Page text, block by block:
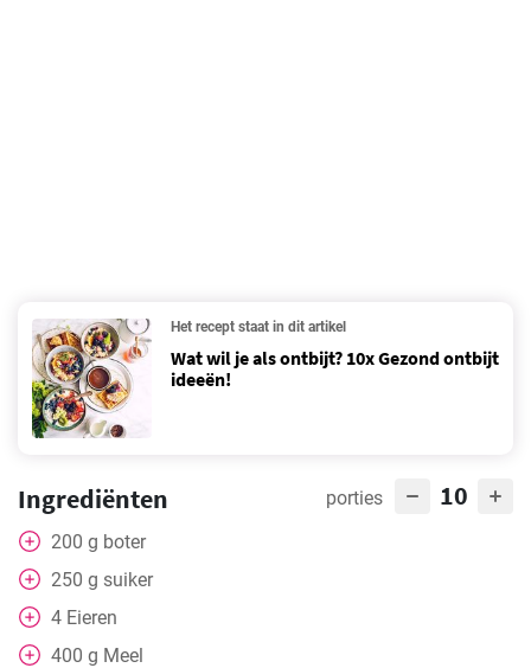
Het recept staat in dit artikel
Wat wil je als ontbijt? 10x Gezond ontbijt
ideeën!
Ingrediënten porties 10
200 g boter
250 g suiker
4 Eieren
400 g Meel